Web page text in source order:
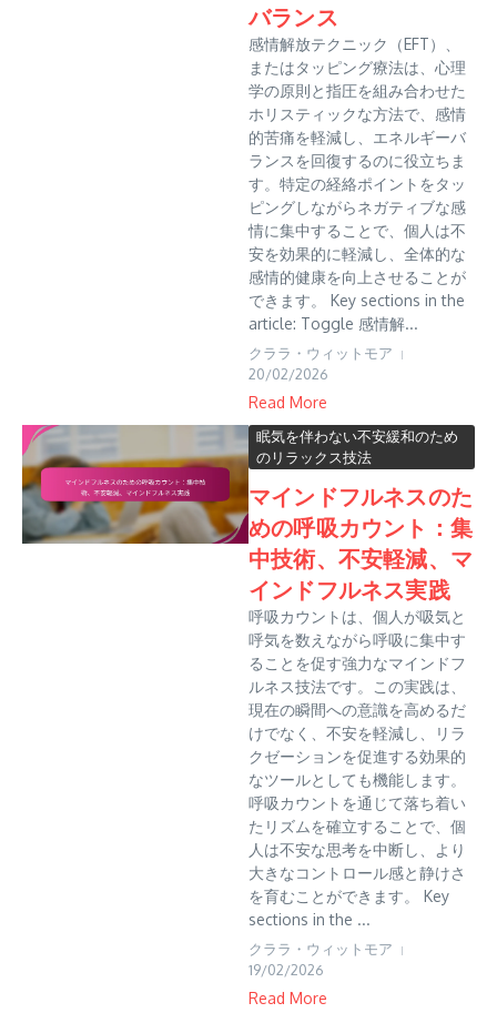
バランス
感情解放テクニック（EFT）、
またはタッピング療法は、心理
学の原則と指圧を組み合わせた
ホリスティックな方法で、感情
的苦痛を軽減し、エネルギーバ
ランスを回復するのに役立ちま
す。特定の経絡ポイントをタッ
ピングしながらネガティブな感
情に集中することで、個人は不
安を効果的に軽減し、全体的な
感情的健康を向上させることが
できます。 Key sections in the
article: Toggle 感情解...
クララ・ウィットモア
20/02/2026
Read More
眠気を伴わない不安緩和のため
のリラックス技法
マインドフルネスのた
めの呼吸カウント：集
中技術、不安軽減、マ
インドフルネス実践
呼吸カウントは、個人が吸気と
呼気を数えながら呼吸に集中す
ることを促す強力なマインドフ
ルネス技法です。この実践は、
現在の瞬間への意識を高めるだ
けでなく、不安を軽減し、リラ
クゼーションを促進する効果的
なツールとしても機能します。
呼吸カウントを通じて落ち着い
たリズムを確立することで、個
人は不安な思考を中断し、より
大きなコントロール感と静けさ
を育むことができます。 Key
sections in the ...
クララ・ウィットモア
19/02/2026
Read More